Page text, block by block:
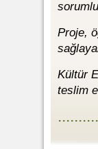
Proje,
Kültür
teslim